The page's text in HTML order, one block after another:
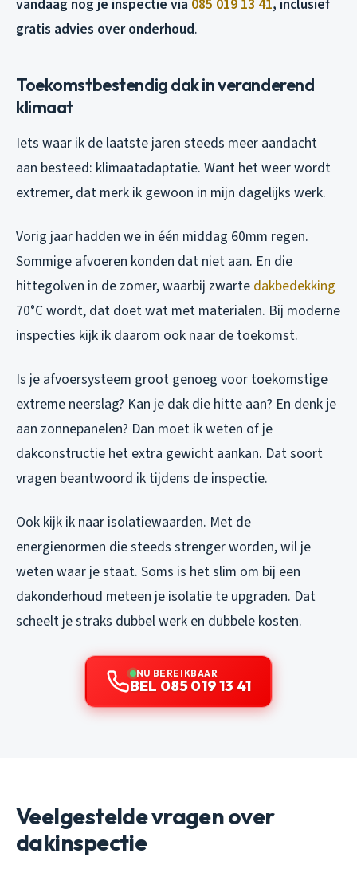
vandaag nog je inspectie via 085 019 13 41, inclusief
gratis advies over onderhoud.
Toekomstbestendig dak in veranderend
klimaat
Iets waar ik de laatste jaren steeds meer aandacht
aan besteed: klimaatadaptatie. Want het weer wordt
extremer, dat merk ik gewoon in mijn dagelijks werk.
Vorig jaar hadden we in één middag 60mm regen.
Sommige afvoeren konden dat niet aan. En die
hittegolven in de zomer, waarbij zwarte dakbedekking
70°C wordt, dat doet wat met materialen. Bij moderne
inspecties kijk ik daarom ook naar de toekomst.
Is je afvoersysteem groot genoeg voor toekomstige
extreme neerslag? Kan je dak die hitte aan? En denk je
aan zonnepanelen? Dan moet ik weten of je
dakconstructie het extra gewicht aankan. Dat soort
vragen beantwoord ik tijdens de inspectie.
Ook kijk ik naar isolatiewaarden. Met de
energienormen die steeds strenger worden, wil je
weten waar je staat. Soms is het slim om bij een
dakonderhoud meteen je isolatie te upgraden. Dat
scheelt je straks dubbel werk en dubbele kosten.
NU BEREIKBAAR
BEL 085 019 13 41
Veelgestelde vragen over
dakinspectie